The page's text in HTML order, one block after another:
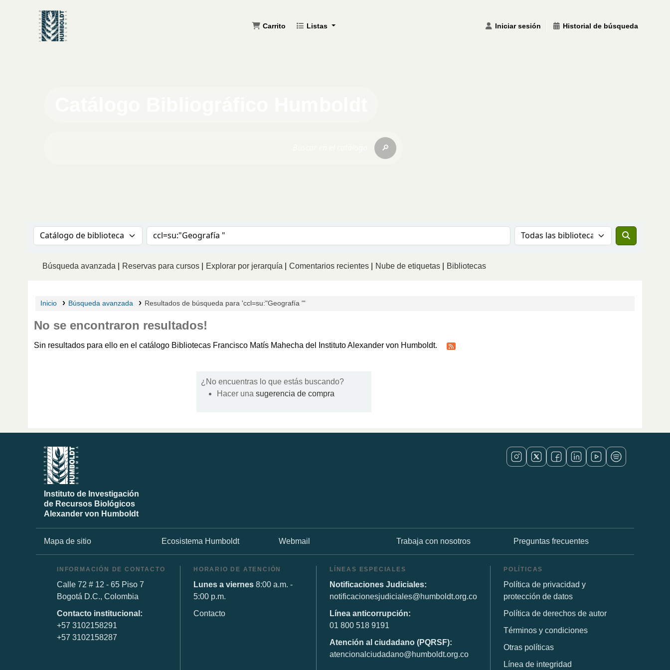
Carrito Listas Iniciar sesión Historial de búsqueda
🔎
Buscar en el catálogo por: Buscar en el catálogo Buscar el catálogo en:
Búsqueda avanzada Reservas para cursos Explorar por jerarquía Comentarios recientes Nube de etiquetas Bibliotecas
Inicio Búsqueda avanzada Resultados de búsqueda para 'ccl=su:"Geografía "'
No se encontraron resultados!
Sin resultados para ello en el catálogo Bibliotecas Francisco Matís Mahecha del Instituto Alexander von Humboldt.
¿No encuentras lo que estás buscando?
Hacer una sugerencia de compra
Instituto de Investigación
de Recursos Biológicos
Alexander von Humboldt
Mapa de sitio Ecosistema Humboldt Webmail Trabaja con nosotros Preguntas frecuentes
INFORMACIÓN DE CONTACTO
Calle 72 # 12 - 65 Piso 7
Bogotá D.C., Colombia
Contacto institucional:
+57 3102158291
+57 3102158287
HORARIO DE ATENCIÓN
Lunes a viernes 8:00 a.m. -
5:00 p.m.
Contacto
LÍNEAS ESPECIALES
Notificaciones Judiciales:
notificacionesjudiciales@humboldt.org.co
Línea anticorrupción:
01 800 518 9191
Atención al ciudadano (PQRSF):
atencionalciudadano@humboldt.org.co
POLÍTICAS
Política de privacidad y
protección de datos
Política de derechos de autor
Términos y condiciones
Otras políticas
Línea de integridad